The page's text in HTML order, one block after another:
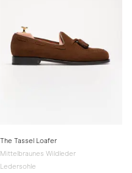
The Tassel Loafer
Mittelbraunes Wildleder
Ledersohle